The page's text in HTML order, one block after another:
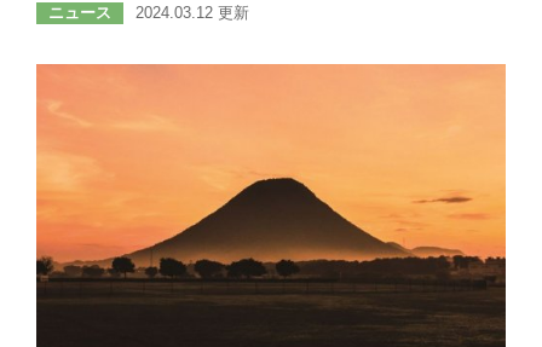
ニュース 2024.03.12 更新